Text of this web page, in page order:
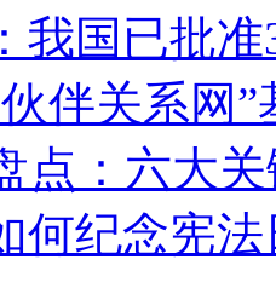
我国已批准
伴关系网”
点：六大
何纪念宪